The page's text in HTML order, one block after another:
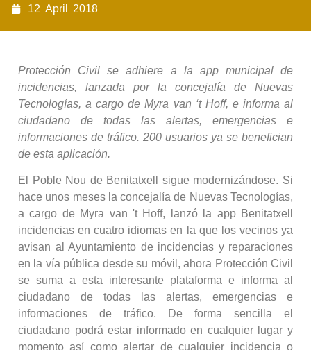
12 April 2018
Protección Civil se adhiere a la app municipal de
incidencias, lanzada por la concejalía de Nuevas
Tecnologías, a cargo de Myra van ‘t Hoff, e informa al
ciudadano de todas las alertas, emergencias e
informaciones de tráfico. 200 usuarios ya se benefician
de esta aplicación.
El Poble Nou de Benitatxell sigue modernizándose. Si
hace unos meses la concejalía de Nuevas Tecnologías,
a cargo de Myra van 't Hoff, lanzó la app Benitatxell
incidencias en cuatro idiomas en la que los vecinos ya
avisan al Ayuntamiento de incidencias y reparaciones
en la vía pública desde su móvil, ahora Protección Civil
se suma a esta interesante plataforma e informa al
ciudadano de todas las alertas, emergencias e
informaciones de tráfico. De forma sencilla el
ciudadano podrá estar informado en cualquier lugar y
momento así como alertar de cualquier incidencia o